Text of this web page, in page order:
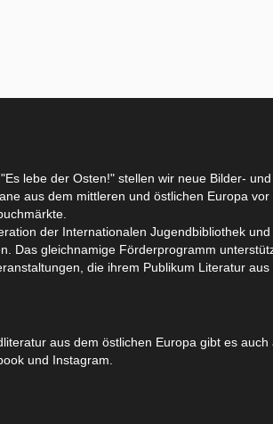
lebe der Osten!" stellen wir neue Bilder-
aus dem mittleren und östlichen Europa vor
der Internationalen Jugendbibliothek
Das gleichnamige Förderprogramm
die ihrem Publikum Literatur aus
aus dem östlichen Europa gibt es auch
und Instagram.